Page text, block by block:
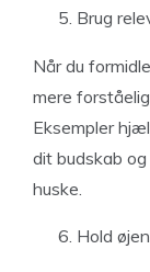
Brug
Når du
mere
Eksempler
dit budskab
huske.
Hold